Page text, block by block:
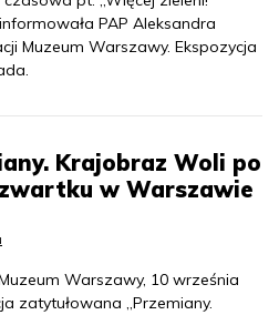
PAP Aleksandra
Muzeum Warszawy. Ekspozycja
Krajobraz Woli po
w Warszawie
Warszawy, 10 września
zatytułowana „Przemiany.